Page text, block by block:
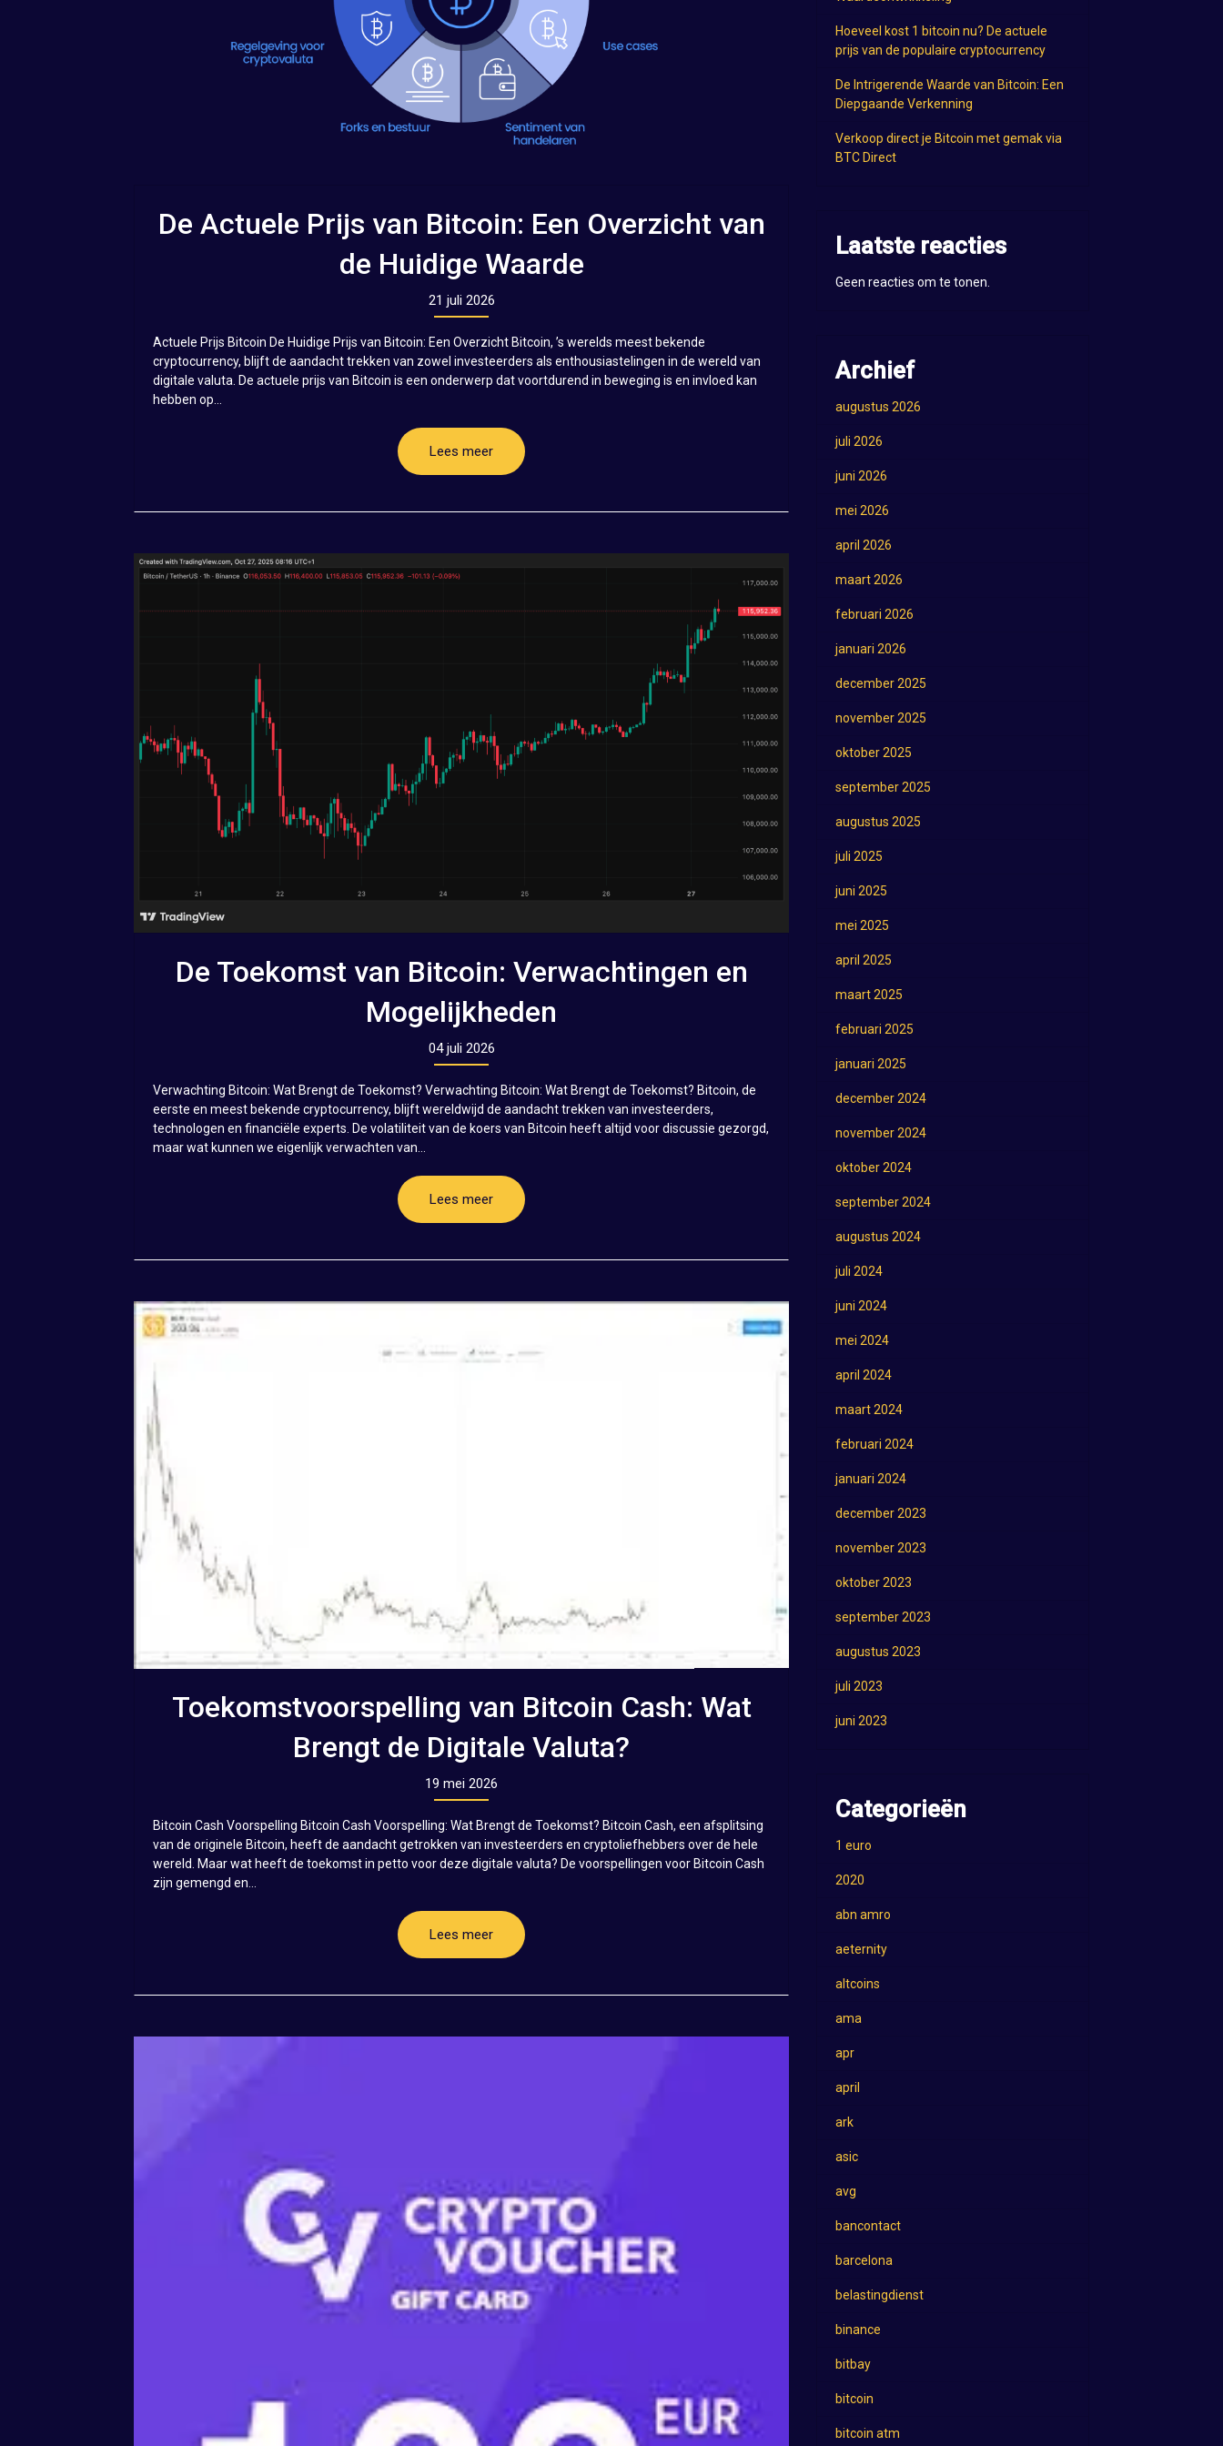
De Actuele Prijs van Bitcoin: Een Overzicht van
de Huidige Waarde
21 juli 2026
Actuele Prijs Bitcoin De Huidige Prijs van Bitcoin: Een Overzicht Bitcoin, ’s werelds meest bekende
cryptocurrency, blijft de aandacht trekken van zowel investeerders als enthousiastelingen in de wereld van
digitale valuta. De actuele prijs van Bitcoin is een onderwerp dat voortdurend in beweging is en invloed kan
hebben op...
Lees meer
De Toekomst van Bitcoin: Verwachtingen en
Mogelijkheden
04 juli 2026
Verwachting Bitcoin: Wat Brengt de Toekomst? Verwachting Bitcoin: Wat Brengt de Toekomst? Bitcoin, de
eerste en meest bekende cryptocurrency, blijft wereldwijd de aandacht trekken van investeerders,
technologen en financiële experts. De volatiliteit van de koers van Bitcoin heeft altijd voor discussie gezorgd,
maar wat kunnen we eigenlijk verwachten van...
Lees meer
Toekomstvoorspelling van Bitcoin Cash: Wat
Brengt de Digitale Valuta?
19 mei 2026
Bitcoin Cash Voorspelling Bitcoin Cash Voorspelling: Wat Brengt de Toekomst? Bitcoin Cash, een afsplitsing
van de originele Bitcoin, heeft de aandacht getrokken van investeerders en cryptoliefhebbers over de hele
wereld. Maar wat heeft de toekomst in petto voor deze digitale valuta? De voorspellingen voor Bitcoin Cash
zijn gemengd en...
Lees meer
Hoeveel kost 1 bitcoin nu? De actuele
prijs van de populaire cryptocurrency
De Intrigerende Waarde van Bitcoin: Een
Diepgaande Verkenning
Verkoop direct je Bitcoin met gemak via
BTC Direct
Laatste reacties
Geen reacties om te tonen.
Archief
augustus 2026
juli 2026
juni 2026
mei 2026
april 2026
maart 2026
februari 2026
januari 2026
december 2025
november 2025
oktober 2025
september 2025
augustus 2025
juli 2025
juni 2025
mei 2025
april 2025
maart 2025
februari 2025
januari 2025
december 2024
november 2024
oktober 2024
september 2024
augustus 2024
juli 2024
juni 2024
mei 2024
april 2024
maart 2024
februari 2024
januari 2024
december 2023
november 2023
oktober 2023
september 2023
augustus 2023
juli 2023
juni 2023
Categorieën
1 euro
2020
abn amro
aeternity
altcoins
ama
apr
april
ark
asic
avg
bancontact
barcelona
belastingdienst
binance
bitbay
bitcoin
bitcoin atm